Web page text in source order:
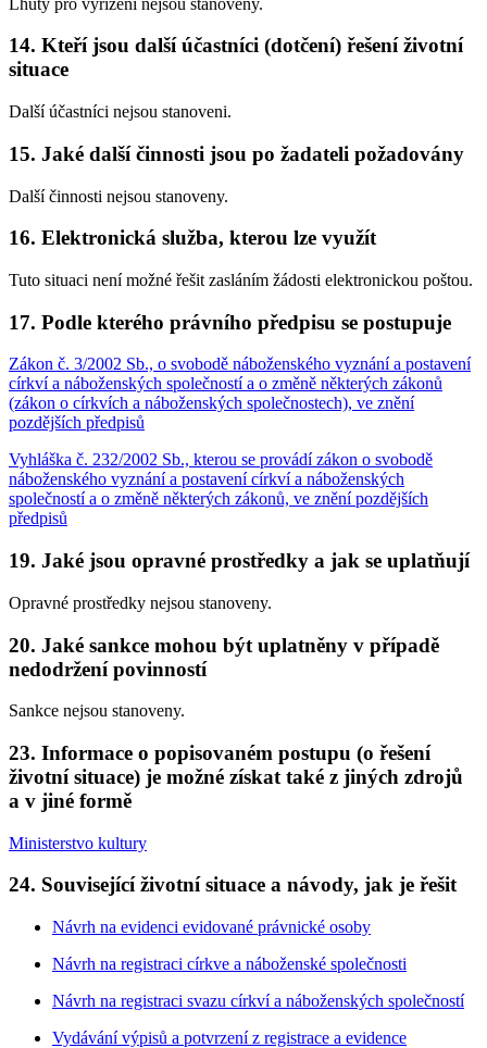
14. Kteří jsou další účastníci (dotčení) řešení životní
situace
Další účastníci nejsou stanoveni.
15. Jaké další činnosti jsou po žadateli požadovány
Další činnosti nejsou stanoveny.
16. Elektronická služba, kterou lze využít
Tuto situaci není možné řešit zasláním žádosti elektronickou poštou.
17. Podle kterého právního předpisu se postupuje
Zákon č. 3/2002 Sb., o svobodě náboženského vyznání a postavení
církví a náboženských společností a o změně některých zákonů
(zákon o církvích a náboženských společnostech), ve znění
pozdějších předpisů
Vyhláška č. 232/2002 Sb., kterou se provádí zákon o svobodě
náboženského vyznání a postavení církví a náboženských
společností a o změně některých zákonů, ve znění pozdějších
předpisů
19. Jaké jsou opravné prostředky a jak se uplatňují
Opravné prostředky nejsou stanoveny.
20. Jaké sankce mohou být uplatněny v případě
nedodržení povinností
Sankce nejsou stanoveny.
23. Informace o popisovaném postupu (o řešení
životní situace) je možné získat také z jiných zdrojů
a v jiné formě
Ministerstvo kultury
24. Související životní situace a návody, jak je řešit
Návrh na evidenci evidované právnické osoby
Návrh na registraci církve a náboženské společnosti
Návrh na registraci svazu církví a náboženských společností
Vydávání výpisů a potvrzení z registrace a evidence